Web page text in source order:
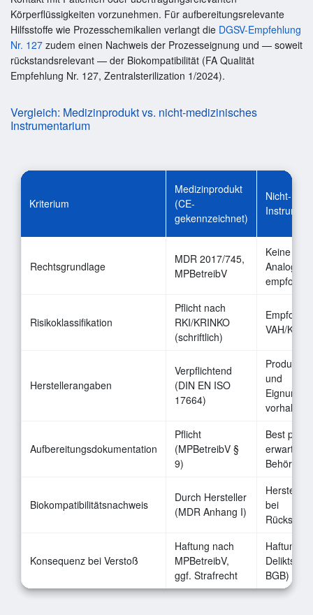
Körperflüssigkeiten vorzunehmen. Für aufbereitungsrelevante
Hilfsstoffe wie Prozesschemikalien verlangt die DGSV-Empfehlung
Nr. 127 zudem einen Nachweis der Prozesseignung und — soweit
rückstandsrelevant — der Biokompatibilität (FA Qualität
Empfehlung Nr. 127, Zentralsterilization 1/2024).
Vergleich: Medizinprodukt vs. nicht-medizinisches
Instrumentarium
Kriterium
Medizinprodukt
(CE-
gekennzeichnet)
Nicht-
Rechtsgrundlage
MDR 2017/745,
MPBetreibV
Keine
empfohlen
Risikoklassifikation
Pflicht nach
RKI/KRINKO
(schriftlich)
VAH/
Herstellerangaben
Verpflichtend
(DIN EN ISO
17664)
und
vorhalten
Aufbereitungsdokumentation
Pflicht
(MPBetreibV §
9)
Best
erwartet
Biokompatibilitätsnachweis
Durch Hersteller
(MDR Anhang I)
bei
Konsequenz bei Verstoß
Haftung nach
MPBetreibV,
ggf. Strafrecht
Haftung
BGB)